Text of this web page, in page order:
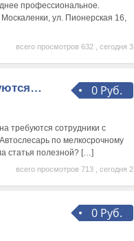
профессиональное.
ул. Пионерская 16,
всего просмотров 632 , сегодня 3
0 Руб.
требуются сотрудники с
по мелкосрочному
статья полезной? […]
всего просмотров 713 , сегодня 2
0 Руб.